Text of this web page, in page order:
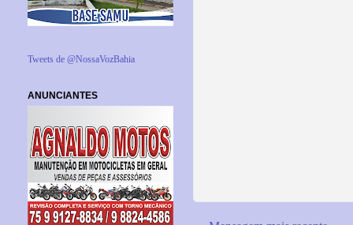
Tweets de @NossaVozBahia
ANUNCIANTES